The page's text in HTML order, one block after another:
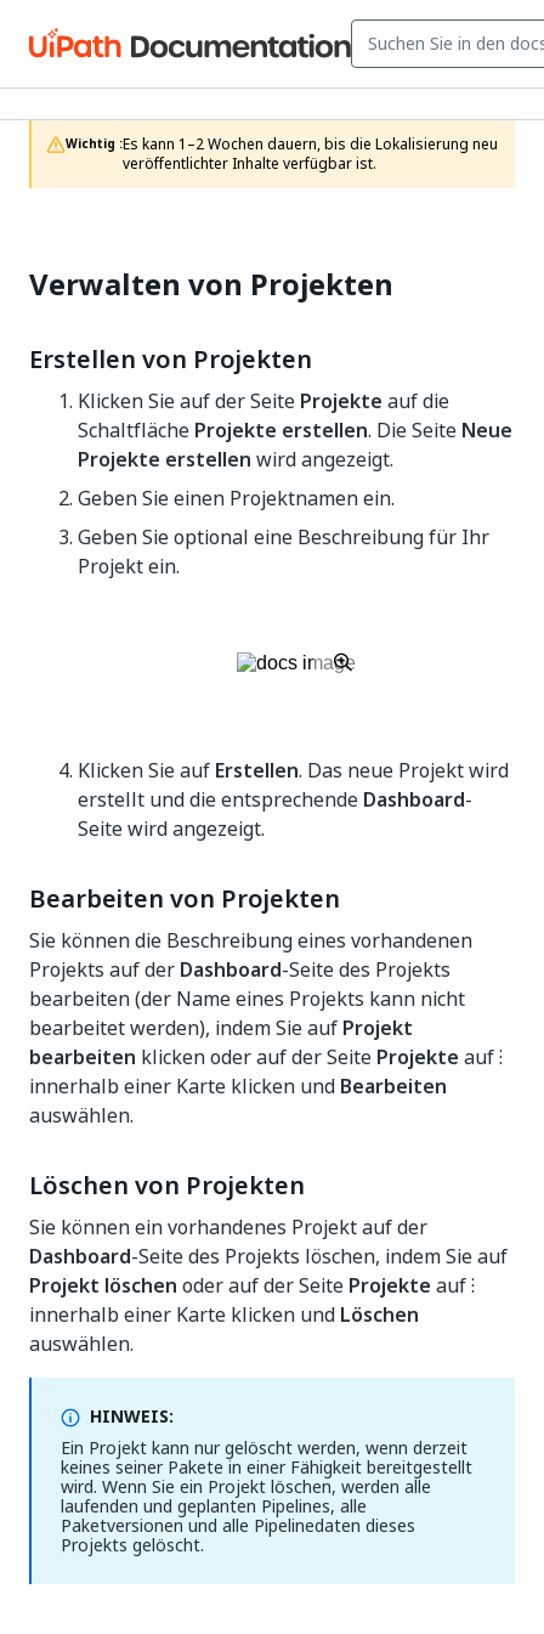
Wichtig :Es kann 1–2 Wochen dauern, bis die Lokalisierung neu
veröffentlichter Inhalte verfügbar ist.
Verwalten von Projekten
Erstellen von Projekten
Klicken Sie auf der Seite Projekte auf die
Schaltfläche Projekte erstellen. Die Seite Neue
Projekte erstellen wird angezeigt.
Geben Sie einen Projektnamen ein.
Geben Sie optional eine Beschreibung für Ihr
Projekt ein.
Klicken Sie auf Erstellen. Das neue Projekt wird
erstellt und die entsprechende Dashboard-
Seite wird angezeigt.
Bearbeiten von Projekten
Sie können die Beschreibung eines vorhandenen
Projekts auf der Dashboard-Seite des Projekts
bearbeiten (der Name eines Projekts kann nicht
bearbeitet werden), indem Sie auf Projekt
bearbeiten klicken oder auf der Seite Projekte auf ⁝
innerhalb einer Karte klicken und Bearbeiten
auswählen.
Löschen von Projekten
Sie können ein vorhandenes Projekt auf der
Dashboard-Seite des Projekts löschen, indem Sie auf
Projekt löschen oder auf der Seite Projekte auf ⁝
innerhalb einer Karte klicken und Löschen
auswählen.
HINWEIS:
Ein Projekt kann nur gelöscht werden, wenn derzeit
keines seiner Pakete in einer Fähigkeit bereitgestellt
wird. Wenn Sie ein Projekt löschen, werden alle
laufenden und geplanten Pipelines, alle
Paketversionen und alle Pipelinedaten dieses
Projekts gelöscht.